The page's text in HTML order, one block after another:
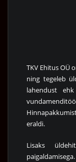
TKV Ehitus OÜ
ning tegeleb
lahendust
eraldi.
Lisaks